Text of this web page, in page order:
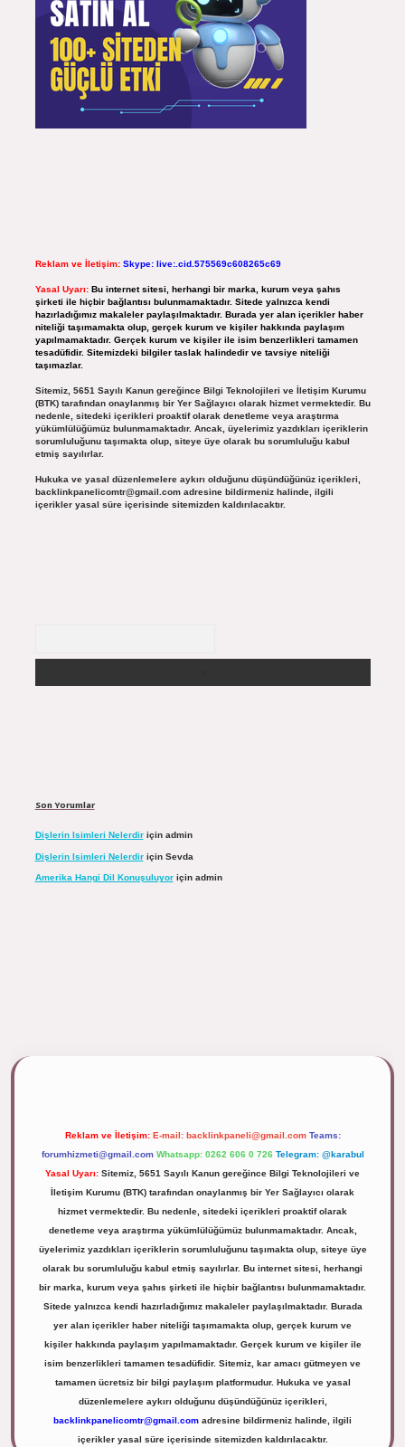
Reklam ve İletişim: Skype: live:.cid.575569c608265c69
Yasal Uyarı: Bu internet sitesi, herhangi bir marka, kurum veya şahıs
şirketi ile hiçbir bağlantısı bulunmamaktadır. Sitede yalnızca kendi
hazırladığımız makaleler paylaşılmaktadır. Burada yer alan içerikler haber
niteliği taşımamakta olup, gerçek kurum ve kişiler hakkında paylaşım
yapılmamaktadır. Gerçek kurum ve kişiler ile isim benzerlikleri tamamen
tesadüfidir. Sitemizdeki bilgiler taslak halindedir ve tavsiye niteliği
taşımazlar.
Sitemiz, 5651 Sayılı Kanun gereğince Bilgi Teknolojileri ve İletişim Kurumu
(BTK) tarafından onaylanmış bir Yer Sağlayıcı olarak hizmet vermektedir. Bu
nedenle, sitedeki içerikleri proaktif olarak denetleme veya araştırma
yükümlülüğümüz bulunmamaktadır. Ancak, üyelerimiz yazdıkları içeriklerin
sorumluluğunu taşımakta olup, siteye üye olarak bu sorumluluğu kabul
etmiş sayılırlar.
Hukuka ve yasal düzenlemelere aykırı olduğunu düşündüğünüz içerikleri,
backlinkpanelicomtr@gmail.comadresine bildirmeniz halinde, ilgili
içerikler yasal süre içerisinde sitemizden kaldırılacaktır.
Son Yorumlar
Dişlerin Isimleri Nelerdiriçin admin
Dişlerin Isimleri Nelerdiriçin Sevda
Amerika Hangi Dil Konuşuluyoriçin admin
Reklam ve İletişim: E-mail: backlinkpaneli@gmail.com Teams:
forumhizmeti@gmail.com Whatsapp: 0262 606 0 726 Telegram: @karabul
Yasal Uyarı: Sitemiz, 5651 Sayılı Kanun gereğince Bilgi Teknolojileri ve
İletişim Kurumu (BTK) tarafından onaylanmış bir Yer Sağlayıcı olarak
hizmet vermektedir. Bu nedenle, sitedeki içerikleri proaktif olarak
denetleme veya araştırma yükümlülüğümüz bulunmamaktadır. Ancak,
üyelerimiz yazdıkları içeriklerin sorumluluğunu taşımakta olup, siteye üye
olarak bu sorumluluğu kabul etmiş sayılırlar. Bu internet sitesi, herhangi
bir marka, kurum veya şahıs şirketi ile hiçbir bağlantısı bulunmamaktadır.
Sitede yalnızca kendi hazırladığımız makaleler paylaşılmaktadır. Burada
yer alan içerikler haber niteliği taşımamakta olup, gerçek kurum ve
kişiler hakkında paylaşım yapılmamaktadır. Gerçek kurum ve kişiler ile
isim benzerlikleri tamamen tesadüfidir. Sitemiz, kar amacı gütmeyen ve
tamamen ücretsiz bir bilgi paylaşım platformudur. Hukuka ve yasal
düzenlemelere aykırı olduğunu düşündüğünüz içerikleri,
backlinkpanelicomtr@gmail.com adresine bildirmeniz halinde, ilgili
içerikler yasal süre içerisinde sitemizden kaldırılacaktır.